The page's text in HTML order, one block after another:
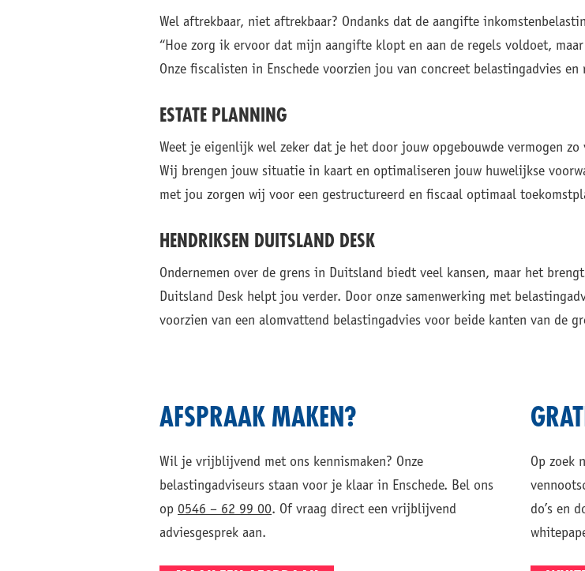
Wel aftrekbaar, niet aftrekbaar? Ondanks dat de aangifte
“Hoe zorg ik ervoor dat mijn aangifte klopt en aan de regels voldoet,
Onze fiscalisten in Enschede voorzien jou van concreet belastingadvies
ESTATE PLANNING
Weet je eigenlijk wel zeker dat je het door jouw opgebouwde vermogen
Wij brengen jouw situatie in kaart en optimaliseren jouw huwelijkse
met jou zorgen wij voor een gestructureerd en fiscaal optimaal
HENDRIKSEN DUITSLAND DESK
Ondernemen over de grens in Duitsland biedt veel kansen, maar het
Duitsland Desk helpt jou verder. Door onze samenwerking met
voorzien van een alomvattend belastingadvies voor beide kanten van de
AFSPRAAK MAKEN?
Wil je vrijblijvend met ons kennismaken? Onze
belastingadviseurs staan voor je klaar in Enschede. Bel ons
op 0546 – 62 99 00. Of vraag direct een vrijblijvend
adviesgesprek aan.
Op zoek
do’s en